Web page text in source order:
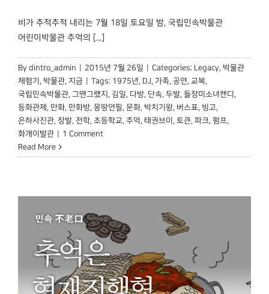
비가 추적추적 내리는 7월 18일 토요일 밤, 국립민속박물관
어린이박물관 추억의 [...]
By dintro_admin 2015년 7월 26일 Categories: Legacy, 박물관
체험기 , 박물관, 지금 Tags: 1975년, DJ, 가족, 공연, 교복,
국립민속박물관, 그땐그랬지 , 김일, 다방, 단속, 두발, 들장미소녀캔디 ,
등화관제 , 만화, 만화방, 몽땅연필, 문화, 박치기왕, 버스표, 빙고,
은하사진관, 장발, 전학, 초등학교, 추억, 태권브이 , 토큰, 파크, 펌프,
화개이발관
1 Comment
Read More